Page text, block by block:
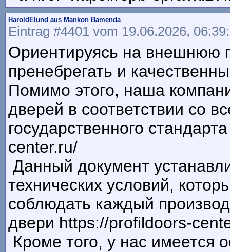
HaroldElund aus Mankon Bamenda
Eintrag #4401 vom 19.06.2026,
Ориентируясь на внешнюю
пренебрегать и
Помимо этого, наша
дверей в соответствии со
государственного
center.ru/
Данный документ
технических условий,
соблюдать каждый
двери https://profildoors-
Кроме того, у нас имеется